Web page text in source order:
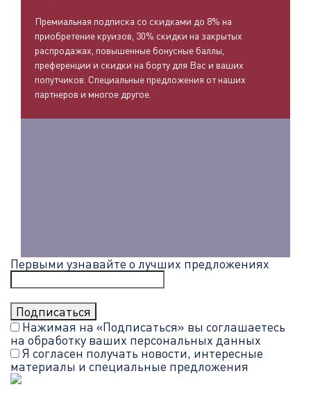
Премиальная подписка со скидками до 8% на
приобретение круизов, 30% скидки на закрытых
распродажах, повышенные бонусные баллы,
преференции и скидки на борту для Вас и ваших
попутчиков. Специальные предложения от наших
партнеров и многое другое.
Первыми узнавайте о лучших предложениях
Нажимая на «Подписаться» вы соглашаетесь
на обработку ваших персональных данных
Я согласен получать новости, интересные
материалы и специальные предложения